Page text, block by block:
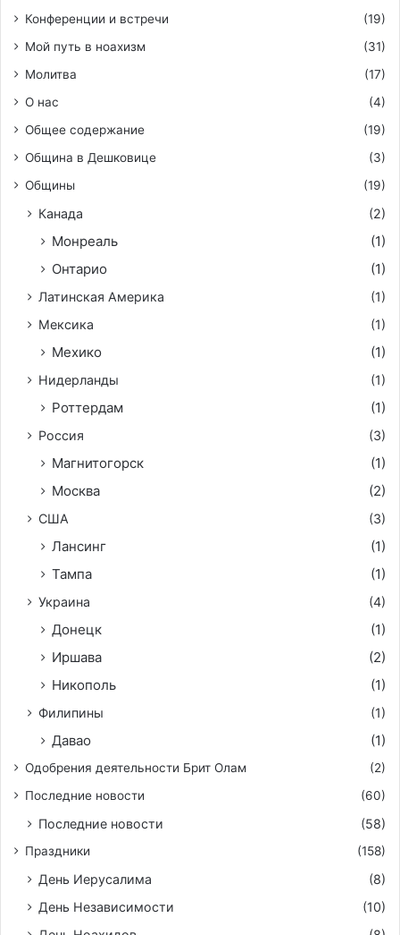
Конференции и встречи
(19)
Мой путь в ноахизм
(31)
Молитва
(17)
О нас
(4)
Общее содержание
(19)
Община в Дешковице
(3)
Общины
(19)
Канада (2)
Монреаль
(1)
Онтарио
(1)
Латинская Америка
(1)
Мексика
(1)
Мехико (1)
Нидерланды (1)
Роттердам (1)
Россия (3)
Магнитогорск
(1)
Москва
(2)
США (3)
Лансинг
(1)
Тампа
(1)
Украина (4)
Донецк
(1)
Иршава
(2)
Никополь
(1)
Филипины (1)
Давао (1)
Одобрения деятельности Брит Олам
(2)
Последние новости
(60)
Последние новости (58)
Праздники (158)
День Иерусалима
(8)
День Независимости
(10)